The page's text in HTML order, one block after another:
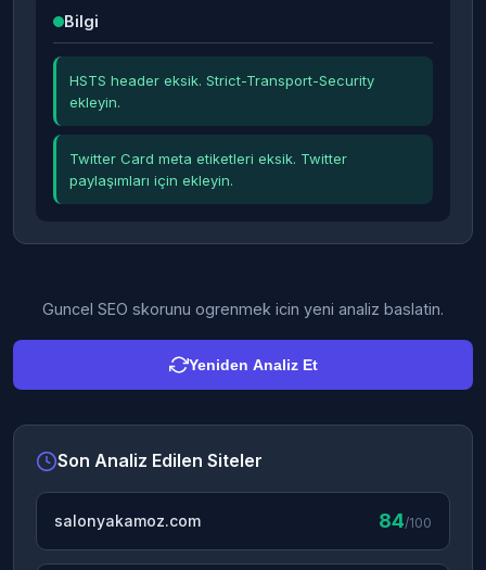
Bilgi
HSTS header eksik. Strict-Transport-Security
ekleyin.
Twitter Card meta etiketleri eksik. Twitter
paylaşımları için ekleyin.
Guncel SEO skorunu ogrenmek icin yeni analiz baslatin.
Yeniden Analiz Et
Son Analiz Edilen Siteler
salonyakamoz.com 84/100